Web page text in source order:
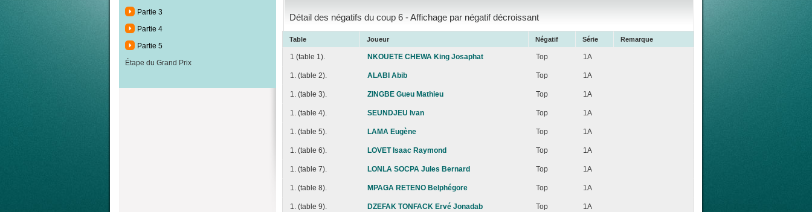
Partie 3
Partie 4
Partie 5
Étape du Grand Prix
Détail des négatifs du coup 6 - Affichage par négatif décroissant
Table Joueur Négatif Série Remarque
1 (table 1). NKOUETE CHEWA King Josaphat Top 1A
1. (table 2). ALABI Abib Top 1A
1. (table 3). ZINGBE Gueu Mathieu Top 1A
1. (table 4). SEUNDJEU Ivan Top 1A
1. (table 5). LAMA Eugène Top 1A
1. (table 6). LOVET Isaac Raymond Top 1A
1. (table 7). LONLA SOCPA Jules Bernard Top 1A
1. (table 8). MPAGA RETENO Belphégore Top 1A
1. (table 9). DZEFAK TONFACK Ervé Jonadab Top 1A